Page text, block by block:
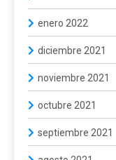
enero 2022
diciembre 2021
noviembre 2021
octubre 2021
septiembre 2021